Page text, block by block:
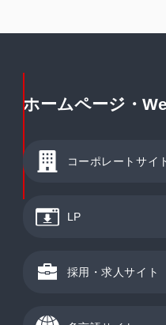
ホームページ・
コーポレートサイ
LP
採用・求人サイト